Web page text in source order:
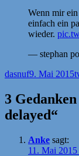
Wenn mir
einfach ein
wieder.
— stephan
Autor
dasnufVeröffentlicht
9. Mai 2015
3
delayed“
Anke sagt:
11. Mai